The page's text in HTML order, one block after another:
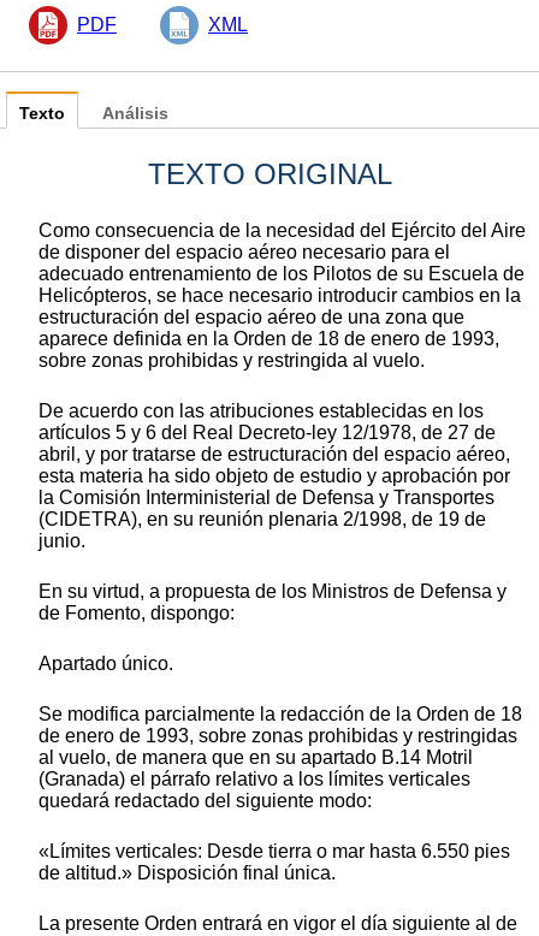
PDF XML
Texto
TEXTO ORIGINAL
Como consecuencia de la necesidad del Ejército del Aire
de disponer del espacio aéreo necesario para el
adecuado entrenamiento de los Pilotos de su Escuela de
Helicópteros, se hace necesario introducir cambios en la
estructuración del espacio aéreo de una zona que
aparece definida en la Orden de 18 de enero de 1993,
sobre zonas prohibidas y restringida al vuelo.
De acuerdo con las atribuciones establecidas en los
artículos 5 y 6 del Real Decreto-ley 12/1978, de 27 de
abril, y por tratarse de estructuración del espacio aéreo,
esta materia ha sido objeto de estudio y aprobación por
la Comisión Interministerial de Defensa y Transportes
(CIDETRA), en su reunión plenaria 2/1998, de 19 de
junio.
En su virtud, a propuesta de los Ministros de Defensa y
de Fomento, dispongo:
Apartado único.
Se modifica parcialmente la redacción de la Orden de 18
de enero de 1993, sobre zonas prohibidas y restringidas
al vuelo, de manera que en su apartado B.14 Motril
(Granada) el párrafo relativo a los límites verticales
quedará redactado del siguiente modo:
«Límites verticales: Desde tierra o mar hasta 6.550 pies
de altitud.» Disposición final única.
La presente Orden entrará en vigor el día siguiente al de
Análisis